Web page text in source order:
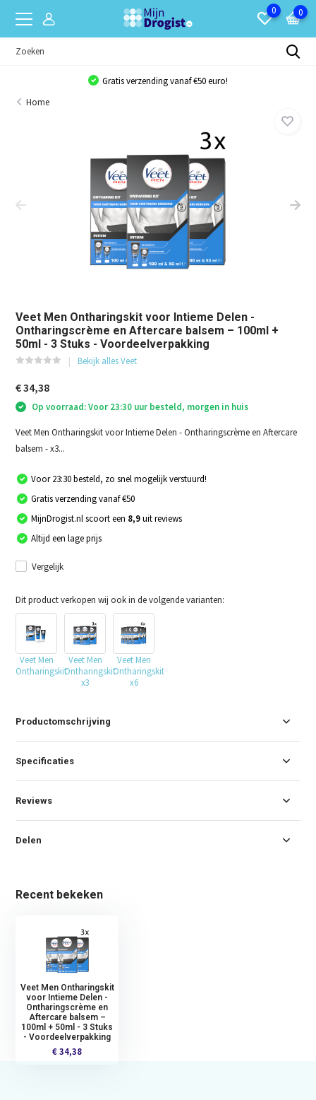
0 0
Gratis verzending vanaf €50 euro!
Home
Veet Men Ontharingskit voor Intieme Delen -
Ontharingscrème en Aftercare balsem – 100ml +
50ml - 3 Stuks - Voordeelverpakking
Bekijk alles Veet
€ 34,38
Op voorraad: Voor 23:30 uur besteld, morgen in huis
Veet Men Ontharingskit voor Intieme Delen - Ontharingscrème en Aftercare
balsem - x3...
Voor 23:30 besteld, zo snel mogelijk verstuurd!
Gratis verzending vanaf €50
MijnDrogist.nl scoort een 8,9uit reviews
Altijd een lage prijs
Vergelijk
Dit product verkopen wij ook in de volgende varianten:
Veet Men
Ontharingskit
Veet Men
Ontharingskit
x3
Veet Men
Ontharingskit
x6
Productomschrijving
Specificaties
Reviews
Delen
Recent bekeken
Veet Men Ontharingskit
voor Intieme Delen -
Ontharingscrème en
Aftercare balsem –
100ml + 50ml - 3 Stuks
- Voordeelverpakking
€ 34,38